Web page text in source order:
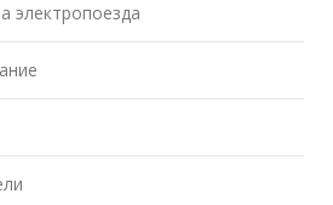
электропоезда